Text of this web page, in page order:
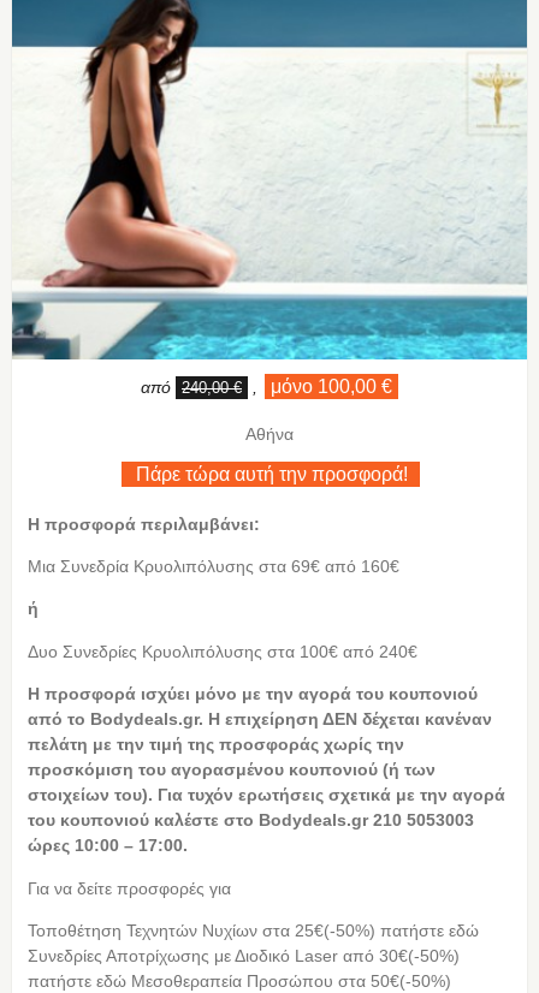
από 240,00 € μόνο 100,00 €
Αθήνα
Πάρε τώρα αυτή την προσφορά!
Η προσφορά περιλαμβάνει:
Μια Συνεδρία Κρυολιπόλυσης στα 69€ από 160€
ή
Δυο Συνεδρίες Κρυολιπόλυσης στα 100€ από 240€
Η προσφορά ισχύει μόνο με την αγορά του κουπονιού
από το Bodydeals.gr. Η επιχείρηση ΔΕΝ δέχεται κανέναν
πελάτη με την τιμή της προσφοράς χωρίς την
προσκόμιση του αγορασμένου κουπονιού (ή των
στοιχείων του). Για τυχόν ερωτήσεις σχετικά με την αγορά
του κουπονιού καλέστε στο Bodydeals.gr 210 5053003
ώρες 10:00 – 17:00.
Για να δείτε προσφορές για
Τοποθέτηση Τεχνητών Νυχίων στα 25€(-50%) πατήστε εδώ
Συνεδρίες Αποτρίχωσης με Διοδικό Laser από 30€(-50%)
πατήστε εδώ Μεσοθεραπεία Προσώπου στα 50€(-50%)